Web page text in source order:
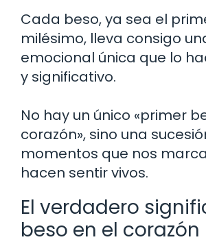
Cada beso, ya sea el
milésimo, lleva consigo
emocional única que lo
y significativo.
No hay un único «primer
corazón», sino una
momentos que nos
hacen sentir vivos.
El verdadero
beso en el corazón